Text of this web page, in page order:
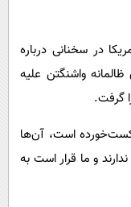
در سخنانی درباره
واشنگتن علیه
گرفت.
است، آن‌ها
و ما قرار است به